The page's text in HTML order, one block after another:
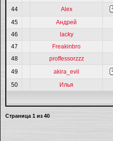
44
Alex
45
Андрей
46
lacky
47
Freakinbro
48
proffessorzzz
49
akira_evil
50
Илья
Страница 1 из 40